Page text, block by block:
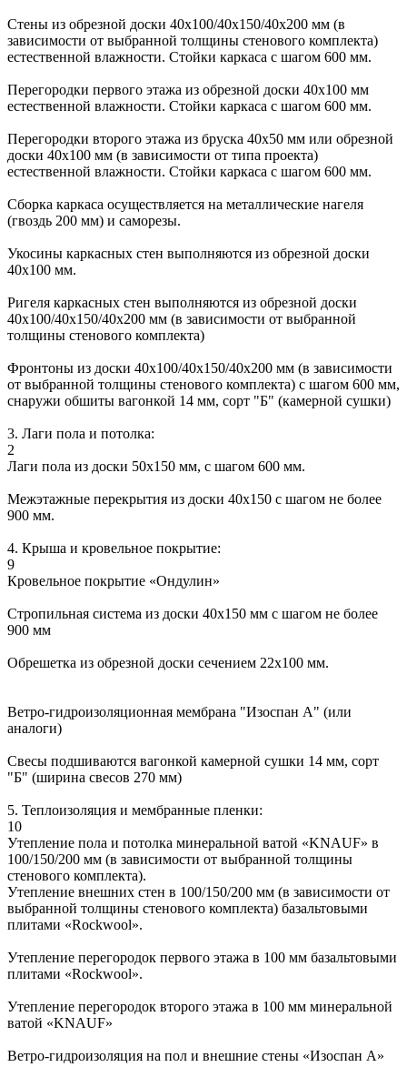
Стены из обрезной доски 40х100/40х150/40х200 мм (в
зависимости от выбранной толщины стенового комплекта)
естественной влажности. Стойки каркаса с шагом 600 мм.
Перегородки первого этажа из обрезной доски 40х100 мм
естественной влажности. Стойки каркаса с шагом 600 мм.
Перегородки второго этажа из бруска 40х50 мм или обрезной
доски 40х100 мм (в зависимости от типа проекта)
естественной влажности. Стойки каркаса с шагом 600 мм.
Сборка каркаса осуществляется на металлические нагеля
(гвоздь 200 мм) и саморезы.
Укосины каркасных стен выполняются из обрезной доски
40х100 мм.
Ригеля каркасных стен выполняются из обрезной доски
40х100/40х150/40х200 мм (в зависимости от выбранной
толщины стенового комплекта)
Фронтоны из доски 40х100/40х150/40х200 мм (в зависимости
от выбранной толщины стенового комплекта) с шагом 600 мм,
снаружи обшиты вагонкой 14 мм, сорт "Б" (камерной сушки)
3. Лаги пола и потолка:
2
Лаги пола из доски 50х150 мм, с шагом 600 мм.
Межэтажные перекрытия из доски 40х150 с шагом не более
900 мм.
4. Крыша и кровельное покрытие:
9
Кровельное покрытие «Ондулин»
Стропильная система из доски 40х150 мм с шагом не более
900 мм
Обрешетка из обрезной доски сечением 22х100 мм.
Ветро-гидроизоляционная мембрана "Изоспан А" (или
аналоги)
Свесы подшиваются вагонкой камерной сушки 14 мм, сорт
"Б" (ширина свесов 270 мм)
5. Теплоизоляция и мембранные пленки:
10
Утепление пола и потолка минеральной ватой «KNAUF» в
100/150/200 мм (в зависимости от выбранной толщины
стенового комплекта).
Утепление внешних стен в 100/150/200 мм (в зависимости от
выбранной толщины стенового комплекта) базальтовыми
плитами «Rockwool».
Утепление перегородок первого этажа в 100 мм базальтовыми
плитами «Rockwool».
Утепление перегородок второго этажа в 100 мм минеральной
ватой «KNAUF»
Ветро-гидроизоляция на пол и внешние стены «Изоспан А»